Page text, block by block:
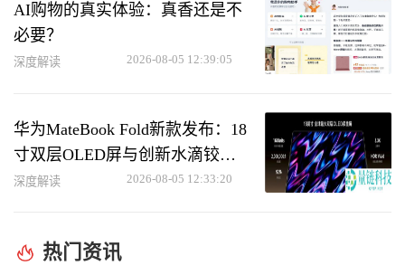
AI购物的真实体验：真香还是不
必要？
深度解读 2026-08-05 12:39:05
华为MateBook Fold新款发布：18
寸双层OLED屏与创新水滴铰链
设计
深度解读 2026-08-05 12:33:20
热门资讯